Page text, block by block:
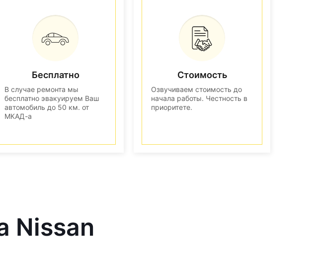
Бесплатно
В случае ремонта мы
бесплатно эвакуируем Ваш
автомобиль до 50 км. от
МКАД-а
Стоимость
Озвучиваем стоимость до
начала работы. Честность в
приоритете.
Nissan